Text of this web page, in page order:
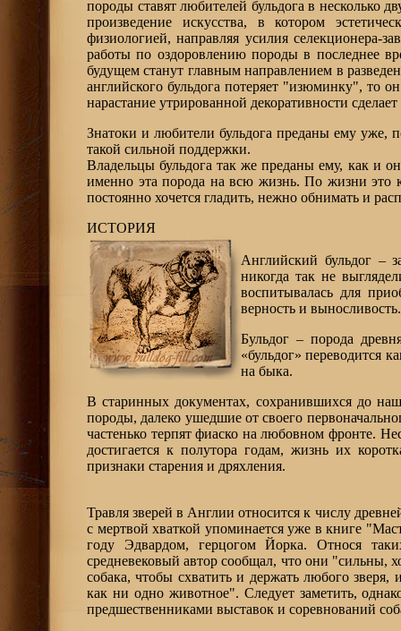
породы ставят любителей бульдога в несколько
произведение искусства, в котором
физиологией, направляя усилия селекционера-
работы по оздоровлению породы в последнее
будущем станут главным направлением в
английского бульдога потеряет "изюминку", то
нарастание утрированной декоративности
Знатоки и любители бульдога преданы ему уже,
такой сильной поддержки.
Владельцы бульдога так же преданы ему, как и
именно эта порода на всю жизнь. По жизни это
постоянно хочется гладить, нежно обнимать и
ИСТОРИЯ
Английский бульдог –
никогда так не
воспитывалась для
верность и выносливость.
Бульдог – порода
«бульдог» переводится
на быка.
В старинных документах, сохранившихся до
породы, далеко ушедшие от своего
частенько терпят фиаско на любовном фронте.
достигается к полутора годам, жизнь их
признаки старения и дряхления.
Травля зверей в Англии относится к числу
с мертвой хваткой упоминается уже в книге
году Эдвардом, герцогом Йорка. Относя
средневековый автор сообщал, что они "сильны,
собака, чтобы схватить и держать любого зверя,
как ни одно животное". Следует заметить,
предшественниками выставок и соревнований